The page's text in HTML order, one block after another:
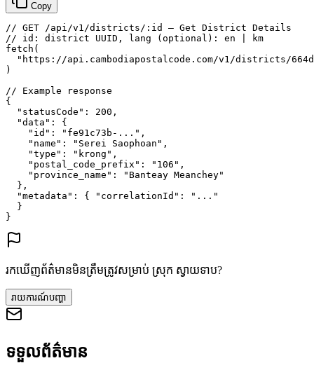
Copy
// GET /api/v1/districts/:id — Get District Details
// id: district UUID, lang (optional): en | km
fetch (
"https://api.cambodiapostalcode.com/v1/districts/
)
// Example response
{
"statusCode" : 200 ,
"data" : {
"id" : "fe91c73b-..." ,
"name" : "Serei Saophoan" ,
"type" : "krong" ,
"postal_code_prefix" : "106" ,
"province_name" :
"Banteay Meanchey"
},
"metadata" : { "correlationId" :
"..."
}
}
រកឃើញព័ត៌មានមិនត្រឹមត្រូវសម្រាប់ ស្រុក ស្វាយទាប?
រាយការណ៍បញ្ហា
ទទួលព័ត៌មាន